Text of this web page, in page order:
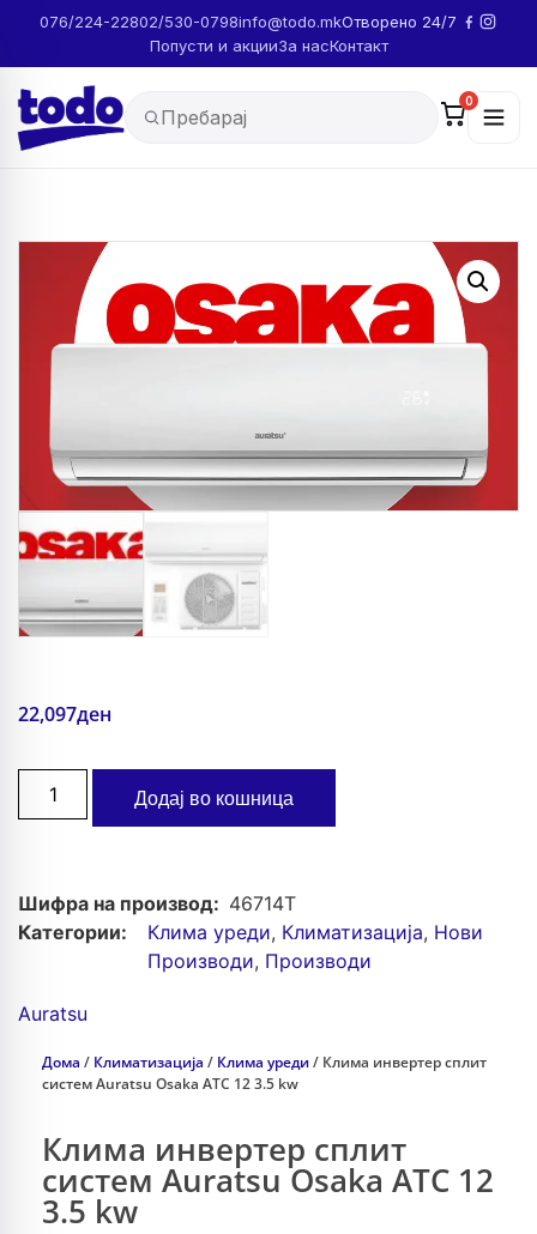
076/224-22802/530-0798info@todo.mkОтворено 24/7
Попусти и акцииЗа насКонтакт
0
22,097ден
Додај во кошница
Шифра на производ: 46714T
Категории:
Клима уреди, Климатизација, Нови
Производи, Производи
Auratsu
Дома / Климатизација / Клима уреди/ Клима инвертер сплит
систем Auratsu Osaka ATC 12 3.5 kw
Клима инвертер сплит
систем Auratsu Osaka ATC 12
3.5 kw